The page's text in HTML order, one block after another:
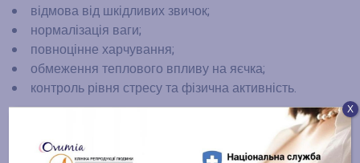
відмова від шкідливих звичок;
нормалізація ваги;
повноцінне харчування;
обмеження теплового впливу на яєчка;
контроль рівня стресу та фізична активність.
Навіть прості зміни можуть покращити якість сперми
та підвищити шанси на успіх.
Х